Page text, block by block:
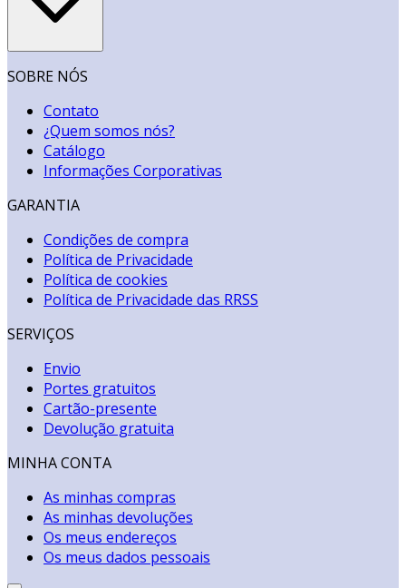
SOBRE NÓS
Contato
¿Quem somos nós?
Catálogo
Informações Corporativas
GARANTIA
Condições de compra
Política de Privacidade
Política de cookies
Política de Privacidade das RRSS
SERVIÇOS
Envio
Portes gratuitos
Cartão-presente
Devolução gratuita
MINHA CONTA
As minhas compras
As minhas devoluções
Os meus endereços
Os meus dados pessoais